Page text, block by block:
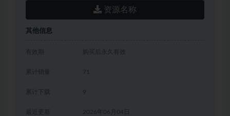
资源名称
其他信息
有效期 购买后永久有效
累计销量 71
累计下载 9
2026年06月04日